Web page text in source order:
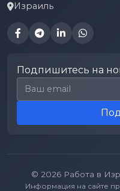
Израиль
Подпишитесь на
Email для подписки
© 2026 Работа в
Информация на сайте